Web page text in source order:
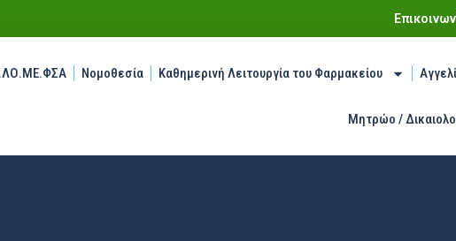
Νομοθεσία Καθημερινή Λειτουργία του Φαρμακείου
Μητρώο /